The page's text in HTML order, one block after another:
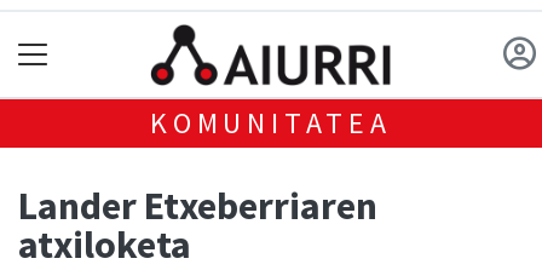
KOMUNITATEA
Lander Etxeberriaren
atxiloketa